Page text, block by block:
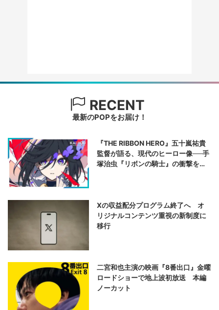
RECENT
最新のPOPをお届け！
『THE RIBBON HERO』五十嵐祐貴
監督が語る、現代のヒーロー像──手
塚治虫『リボンの騎士』の衝撃を再
Xの収益配分プログラム終了へ オ
リジナルコンテンツ重視の新制度に
移行
二宮和也主演の映画『8番出口』金曜
ロードショーで地上波初放送 本編
ノーカット